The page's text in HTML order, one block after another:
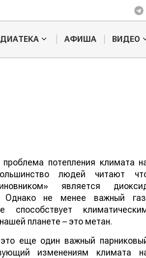
АФИША ВИДЕО
потепления климата
людей читают
является
Однако не менее важный
способствует
планете – это метан.
еще один важный
изменениям климата
в
Кто
НАНОЦ?